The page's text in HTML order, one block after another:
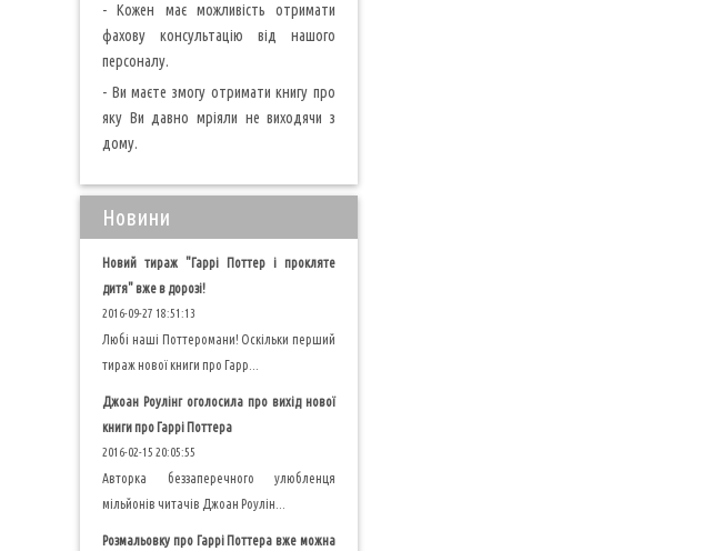
- Кожен має можливість отримати
фахову консультацію від нашого
персоналу.
- Ви маєте змогу отримати книгу про
яку Ви давно мріяли не виходячи з
дому.
Новини
Новий тираж "Гаррі Поттер і прокляте
дитя" вже в дорозі!
2016-09-27 18:51:13
Любі наші Поттеромани! Оскільки перший
тираж нової книги про Гарр...
Джоан Роулінг оголосила про вихід нової
книги про Гаррі Поттера
2016-02-15 20:05:55
Авторка беззаперечного улюбленця
мільйонів читачів Джоан Роулін...
Розмальовку про Гаррі Поттера вже можна